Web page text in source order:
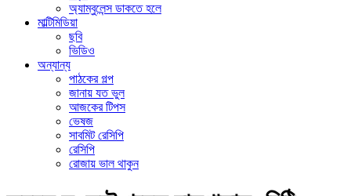
অ্যাম্বুলেন্স ডাকতে হলে
মাল্টিমিডিয়া
ছবি
ভিডিও
অন্যান্য
পাঠকের গল্প
জানায় যত ভুল
আজকের টিপস
ভেষজ
সাবমিট রেসিপি
রেসিপি
রোজায় ভাল থাকুন